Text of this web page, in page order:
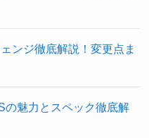
ンジ徹底解説！変更点ま
の魅力とスペック徹底解